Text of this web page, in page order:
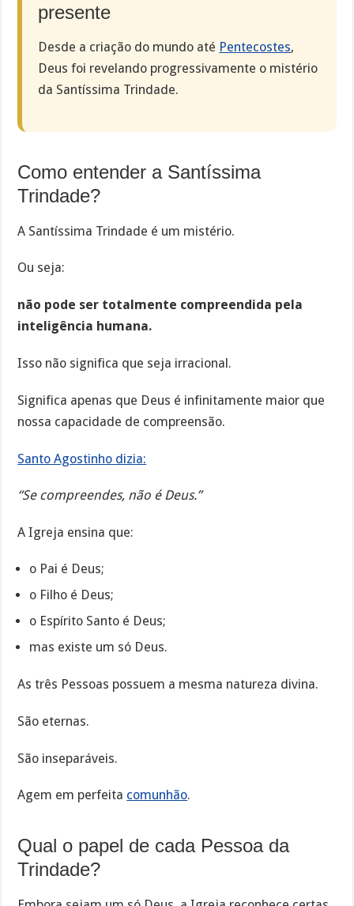
presente
Desde a criação do mundo até Pentecostes,
Deus foi revelando progressivamente o mistério
da Santíssima Trindade.
Como entender a Santíssima
Trindade?
A Santíssima Trindade é um mistério.
Ou seja:
não pode ser totalmente compreendida pela
inteligência humana.
Isso não significa que seja irracional.
Significa apenas que Deus é infinitamente maior que
nossa capacidade de compreensão.
Santo Agostinho dizia:
“Se compreendes, não é Deus.”
A Igreja ensina que:
o Pai é Deus;
o Filho é Deus;
o Espírito Santo é Deus;
mas existe um só Deus.
As três Pessoas possuem a mesma natureza divina.
São eternas.
São inseparáveis.
Agem em perfeita comunhão.
Qual o papel de cada Pessoa da
Trindade?